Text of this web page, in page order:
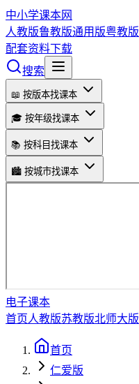
中小学课本网
人教版鲁教版通用版粤教版
配套资料下载
搜索
📖 按版本找课本
🎓 按年级找课本
📚 按科目找课本
🏙️ 按城市找课本
电子课本
首页人教版苏教版北师大版
首页
仁爱版